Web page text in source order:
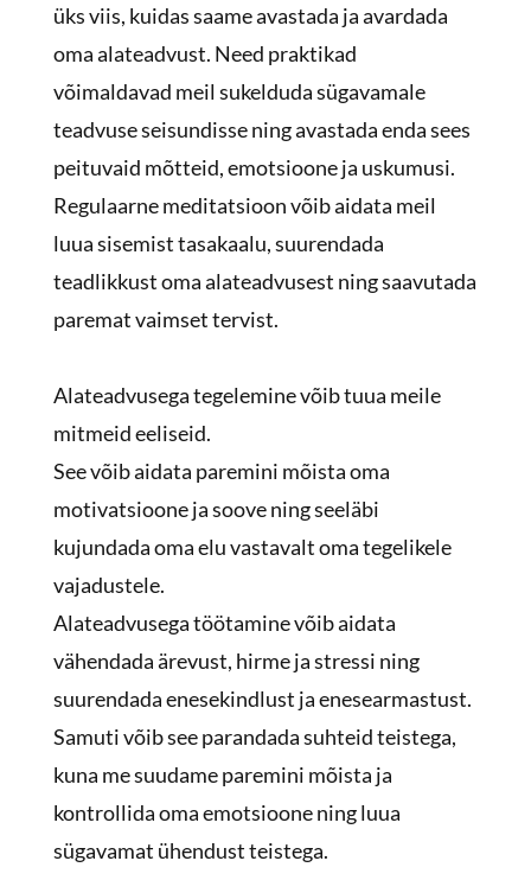
üks viis, kuidas saame avastada ja avardada
oma alateadvust. Need praktikad
võimaldavad meil sukelduda sügavamale
teadvuse seisundisse ning avastada enda sees
peituvaid mõtteid, emotsioone ja uskumusi.
Regulaarne meditatsioon võib aidata meil
luua sisemist tasakaalu, suurendada
teadlikkust oma alateadvusest ning saavutada
paremat vaimset tervist.
Alateadvusega tegelemine võib tuua meile
mitmeid eeliseid.
See võib aidata paremini mõista oma
motivatsioone ja soove ning seeläbi
kujundada oma elu vastavalt oma tegelikele
vajadustele.
Alateadvusega töötamine võib aidata
vähendada ärevust, hirme ja stressi ning
suurendada enesekindlust ja enesearmastust.
Samuti võib see parandada suhteid teistega,
kuna me suudame paremini mõista ja
kontrollida oma emotsioone ning luua
sügavamat ühendust teistega.